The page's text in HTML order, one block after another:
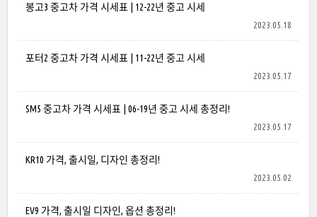
봉고3 중고차 가격 시세표 | 12-22년 중고 시세
2023.05.18
포터2 중고차 가격 시세표 | 11-22년 중고 시세
2023.05.17
SM5 중고차 가격 시세표 | 06-19년 중고 시세 총정리!
2023.05.17
KR10 가격, 출시일, 디자인 총정리!
2023.05.02
EV9 가격, 출시일 디자인, 옵션 총정리!